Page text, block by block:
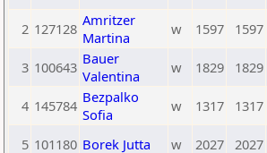
2 127128 Amritzer
Martina
w 1597 1597
3 100643 Bauer
Valentina
w 1829 1829
4 145784 Bezpalko
Sofia
w 1317 1317
5 101180 Borek Jutta w 2027 2027